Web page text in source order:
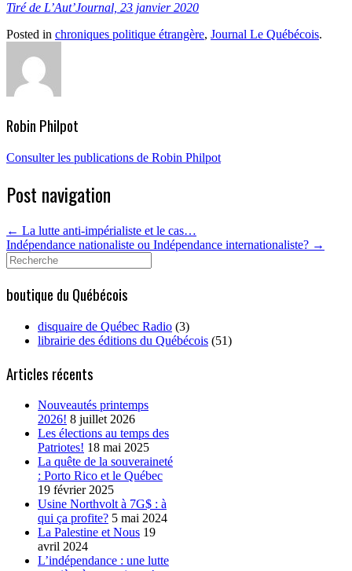
Tiré de L’Aut’Journal, 23 janvier 2020
Posted in chroniques politique étrangère, Journal Le Québécois.
Robin Philpot
Consulter les publications de Robin Philpot
Post navigation
← La lutte anti-impérialiste et le cas…
Indépendance nationaliste ou Indépendance internationaliste? →
Search
for:
boutique du Québécois
disquaire de Québec Radio (3)
librairie des éditions du Québécois (51)
Articles récents
Nouveautés printemps
2026! 8 juillet 2026
Les élections au temps des
Patriotes! 18 mai 2025
La quête de la souveraineté
: Porto Rico et le Québec
19 février 2025
Usine Northvolt à 7G$ : à
qui ça profite? 5 mai 2024
La Palestine et Nous 19
avril 2024
L’indépendance : une lutte